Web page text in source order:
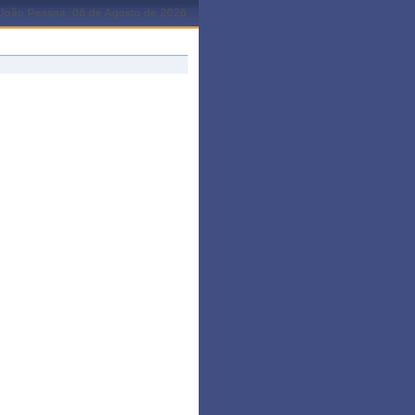
João Pessoa, 06 de Agosto de 2026